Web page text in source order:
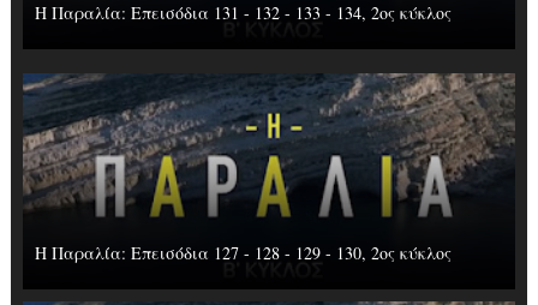
Η Παραλία: Επεισόδια 131 - 132 - 133 - 134, 2ος κύκλος
Η Παραλία: Επεισόδια 127 - 128 - 129 - 130, 2ος κύκλος